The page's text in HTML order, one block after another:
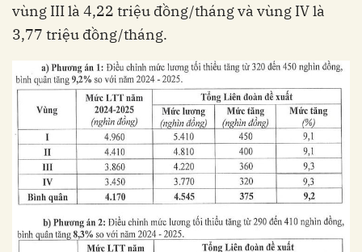
vùng III là 4,22 triệu đồng/tháng và vùng IV là
3,77 triệu đồng/tháng.